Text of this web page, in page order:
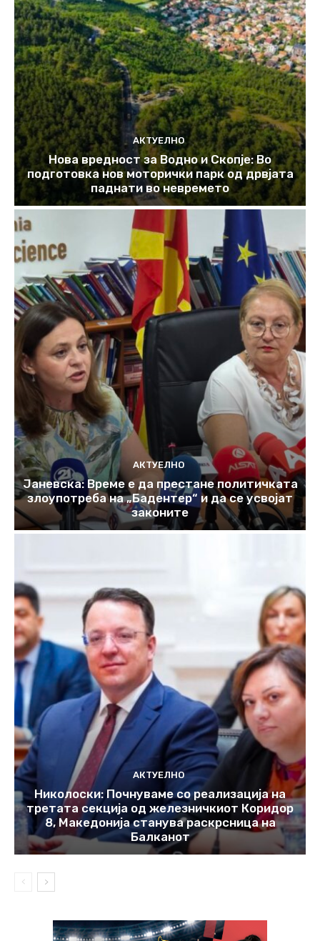
АКТУЕЛНО
Нова вредност за Водно и Скопје: Во
подготовка нов моторички парк од дрвјата
паднати во невремето
АКТУЕЛНО
Јаневска: Време е да престане политичката
злоупотреба на „Бадентер“ и да се усвојат
законите
АКТУЕЛНО
Николоски: Почнуваме со реализација на
третата секција од железничкиот Коридор
8, Македонија станува раскрсница на
Балканот